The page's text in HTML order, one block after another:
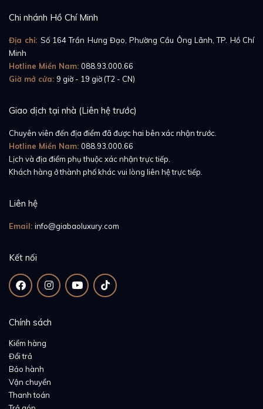
Chi nhánh Hồ Chí Minh
Địa chỉ: Số 164 Trần Hưng Đạo, Phường Cầu Ông Lãnh, TP. Hồ Chí
Minh
Hotline Miền Nam: 088.93.000.66
Giờ mở cửa: 9 giờ - 19 giờ (T2 - CN)
Giao dịch tại nhà (Liên hệ trước)
Chuyên viên đến địa điểm đã được hai bên xác nhận trước.
Hotline Miền Nam: 088.93.000.66
Lịch và địa điểm phụ thuộc xác nhận trực tiếp.
Khách hàng ở thành phố khác vui lòng liên hệ trực tiếp.
Liên hệ
Email: info@giabaoluxury.com
Kết nối
Chính sách
Kiểm hàng
Đổi trả
Bảo hành
Vận chuyển
Thanh toán